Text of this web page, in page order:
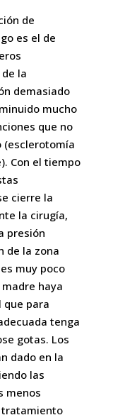
de
es el de
la
demasiado
mucho
que no
(esclerotomía
Con el tiempo
cierre la
la cirugía,
presión
de la zona
muy poco
haya
que para
tenga
gotas. Los
dado en la
las
menos
tratamiento